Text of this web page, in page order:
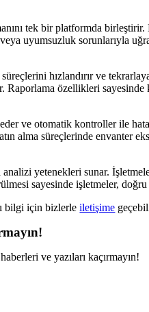
tek bir platformda
uyumsuzluk sorunlarıyla
hızlandırır ve
özellikleri sayesinde
ve otomatik kontroller ile
alma süreçlerinde envanter
yetenekleri sunar.
sayesinde işletmeler,
bilgi için bizlerleiletişime
ve yazıları kaçırmayın!